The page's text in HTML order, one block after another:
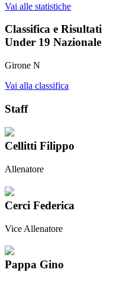
Vai alle statistiche
Classifica e Risultati
Under 19 Nazionale
Girone N
Vai alla classifica
Staff
Cellitti Filippo
Allenatore
Cerci Federica
Vice Allenatore
Pappa Gino